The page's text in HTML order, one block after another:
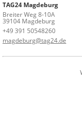
TAG24 Magdeburg
Breiter Weg 8-10A
39104 Magdeburg
+49 391 50548260
magdeburg@tag24.de